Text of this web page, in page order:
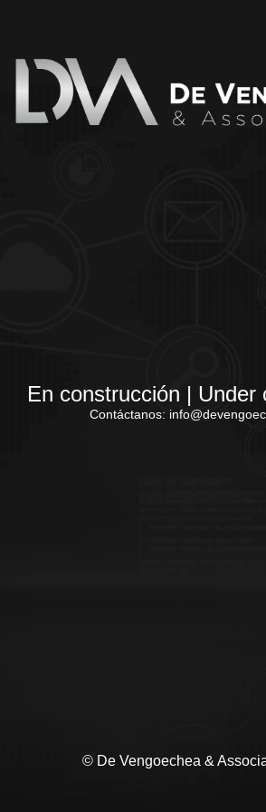
En construcción | Under
Contáctanos:
© De Vengoechea &